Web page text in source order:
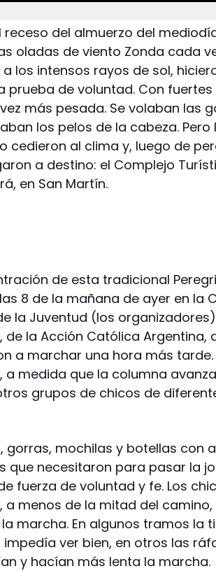
receso del almuerzo del
oladas de viento Zonda cada
los intensos rayos de sol,
prueba de voluntad. Con
más pesada. Se volaban las
los pelos de la cabeza. Pero
cedieron al clima y, luego de
a destino: el Complejo
en San Martín.
de esta tradicional
8 de la mañana de ayer en la
la Juventud (los
de la Acción Católica Argentina,
a marchar una hora más tarde.
a medida que la columna
grupos de chicos de
gorras, mochilas y botellas con
que necesitaron para pasar la
fuerza de voluntad y fe. Los
a menos de la mitad del
marcha. En algunos tramos la
impedía ver bien, en otros las
y hacían más lenta la marcha.